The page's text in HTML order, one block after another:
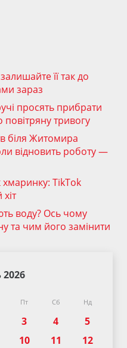
її так до
зараз
просять прибрати
тривогу
біля Житомира
відновить роботу —
хмаринку: TikTok
воду? Ось чому
та чим його замінити
2026
Пт Сб Нд
3 4
5
10 11
12